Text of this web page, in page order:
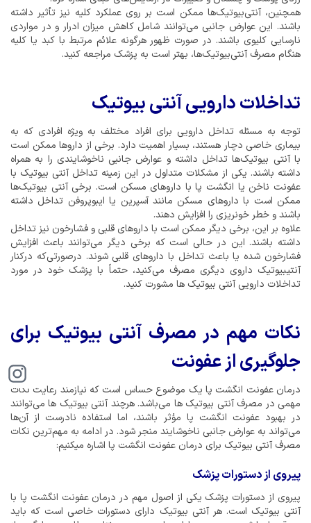
همچنین، آنتی‌بیوتیک‌ها ممکن است بر روی عملکرد کلیه نیز تأثیر داشته
باشند. این عوارض جانبی می‌توانند شامل کاهش میزان ادرار و در مواردی
نارسایی کلیوی باشند. در صورت ظهور هرگونه علائم مرتبط با کبد یا کلیه
هنگام مصرف آنتی‌بیوتیک‌ها، بهتر است به پزشک مراجعه کنید.
تداخلات دارویی آنتی بیوتیک
توجه به مسئله تداخل دارویی برای افراد مختلف به ویژه افرادی که به
بیماری خاصی دچار هستند، بسیار اهمیت دارد. برخی از داروها ممکن است
با آنتی بیوتیک‌ها تداخل داشته و عوارض جانبی ناخوشایندی را به همراه
داشته باشند. یکی از مشکلات متداول در این زمینه تداخل آنتی بیوتیک با
عفونت ناخن یا انگشت پا با داروهای مسکن است. برخی آنتی بیوتیک‌ها
ممکن است با داروهای مسکن مانند آسپرین یا ایبوپروفن تداخل داشته
باشند و خطر خونریزی را افزایش دهند.
علاوه بر این، برخی دیگر ممکن است با داروهای قلبی و فشارخون نیز تداخل
داشته باشند. این در حالی‌ است که برخی دیگر می‌توانند باعث افزایش
فشارخون شده یا باعث تداخل با داروهای قلبی شوند. درصورتی‌که درکنار
آنتیبیوتیک داروی دیگری مصرف می‌کنید، حتماً با پزشک خود در مورد
تداخلات دارویی آنتی بیوتیک ها مشورت کنید.
نکات مهم در مصرف آنتی بیوتیک برای
جلوگیری از عفونت
درمان عفونت انگشت پا یک موضوع حساس است که نیازمند رعایت نکات
مهمی در مصرف آنتی بیوتیک ها می‌باشد. هرچند آنتی بیوتیک ها می‌توانند
در بهبود عفونت انگشت پا مؤثر باشند، اما استفاده نادرست از آن‌ها
می‌تواند به عوارض جانبی ناخوشایند منجر شود. در ادامه به مهم‌ترین نکات
مصرف آنتی بیوتیک برای درمان عفونت انگشت پا اشاره میکنیم:
پیروی از دستورات پزشک
پیروی از دستورات پزشک یکی از اصول مهم در درمان عفونت انگشت پا با
آنتی بیوتیک است. هر آنتی بیوتیک دارای دستورات خاصی است که باید